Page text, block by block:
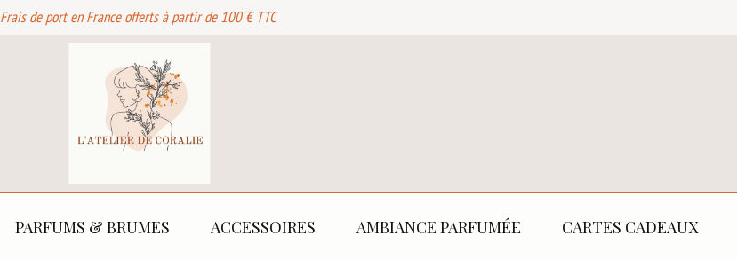
Frais de port en France offerts à partir de 100 € TTC
PARFUMS & BRUMES ACCESSOIRES AMBIANCE PARFUMÉE CARTES CADEAUX